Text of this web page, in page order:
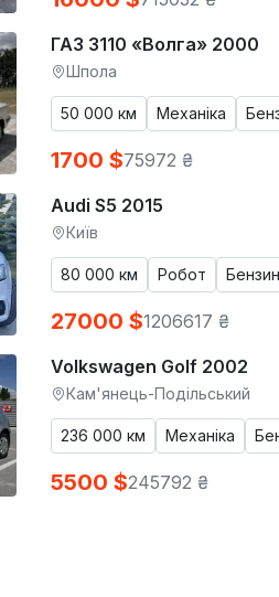
ГАЗ 3110 «Волга» 2000
Шпола
50 000 км Механіка
1700 $75972 ₴
Audi S5 2015
Київ
80 000 км Робот
27000 $1206617 ₴
Volkswagen Golf 2002
Кам'янець-Подільський
236 000 км Механіка
5500 $245792 ₴